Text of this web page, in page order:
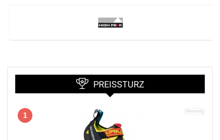
PREISSTURZ
1